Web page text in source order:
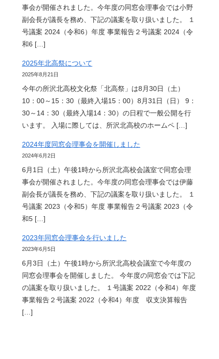
事会が開催されました。今年度の同窓会理事会では小野
副会長が議長を務め、下記の議案を取り扱いました。 １
号議案 2024（令和6）年度 事業報告２号議案 2024（令
和6 […]
2025年北高祭について
2025年8月21日
今年の所沢北高校文化祭「北高祭」は8月30日（土）
10：00～15：30（最終入場15：00）8月31日（日） 9：
30～14：30（最終入場14：30）の日程で一般公開を行
います。 入場に際しては、所沢北高校のホームペ […]
2024年度同窓会理事会を開催しました
2024年6月2日
6月1日（土）午後1時から所沢北高校会議室で同窓会理
事会が開催されました。今年度の同窓会理事会では伊藤
副会長が議長を務め、下記の議案を取り扱いました。 １
号議案 2023（令和5）年度 事業報告２号議案 2023（令
和5 […]
2023年同窓会理事会を行いました
2023年6月5日
6月3日（土）午後1時から所沢北高校会議室で今年度の
同窓会理事会を開催しました。 今年度の同窓会では下記
の議案を取り扱いました。 １号議案 2022（令和4）年度
事業報告２号議案 2022（令和4）年度 収支決算報告
[…]